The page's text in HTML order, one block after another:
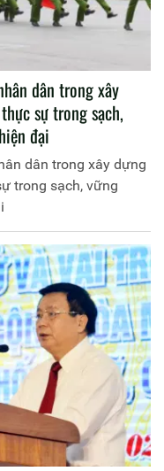
dân trong xây
sự trong sạch,
đại
dân trong xây dựng
trong sạch, vững